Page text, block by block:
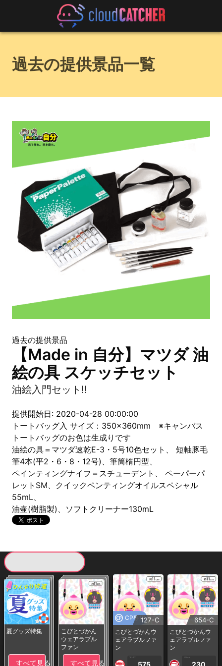
過去の提供景品一覧
過去の提供景品
【Made in 自分】マツダ 油
絵の具 スケッチセット
油絵入門セット!!
提供開始日: 2020-04-28 00:00:00
トートバッグ入 サイズ：350×360mm ※キャンバス
トートバッグのお色は生成りです
油絵の具＝マツダ速乾E-3・5号10色セット、 短軸豚毛
筆4本(平2・6・8・12号)、筆筒楕円型、
ペインティングナイフ＝スチューデント、 ペーパーパ
レットSM、クイックペンティングオイルスペシャル
55mL、
油壷(樹脂製)、ソフトクリーナー130mL
夏グッズ特集
すべて見る
こびとづかん
ウェアラブル
ファン
すべて見る
CP専用127-C
こびとづかんウ
ェアラブルファ
ン
1PLAY
575
654-C
こびとづかんウ
ェアラブルファ
ン
1PLAY
230